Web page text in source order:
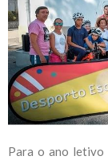
Para o ano letivo